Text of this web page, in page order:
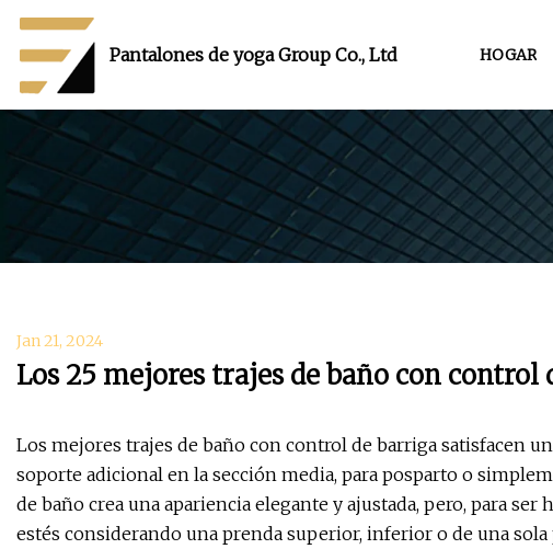
Pantalones de yoga Group Co., Ltd HOGAR
Jan 21, 2024
Los 25 mejores trajes de baño con control
Los mejores trajes de baño con control de barriga satisfacen
soporte adicional en la sección media, para posparto o
de baño crea una apariencia elegante y ajustada, pero, para
estés considerando una prenda superior, inferior o de una